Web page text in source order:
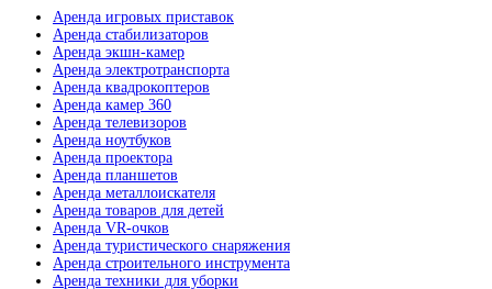
Аренда игровых приставок
Аренда стабилизаторов
Аренда экшн-камер
Аренда электротранспорта
Аренда квадрокоптеров
Аренда камер 360
Аренда телевизоров
Аренда ноутбуков
Аренда проектора
Аренда планшетов
Аренда металлоискателя
Аренда товаров для детей
Аренда VR-очков
Аренда туристического снаряжения
Аренда строительного инструмента
Аренда техники для уборки